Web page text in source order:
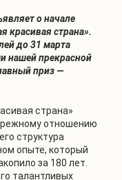
о начале
красивая страна».
до 31 марта
нашей прекрасной
приз —
страна»
отношению
структура
опыте, который
за 180 лет.
талантливых